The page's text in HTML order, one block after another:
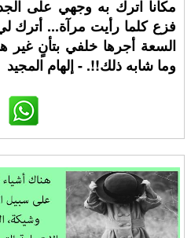
مكانا اترك به وجهي على
فزع كلما رأيت مرآة... أترك
السعة أجرها خلفي بتأنٍ
وما شابه ذلك!!. - إلهام المجيد